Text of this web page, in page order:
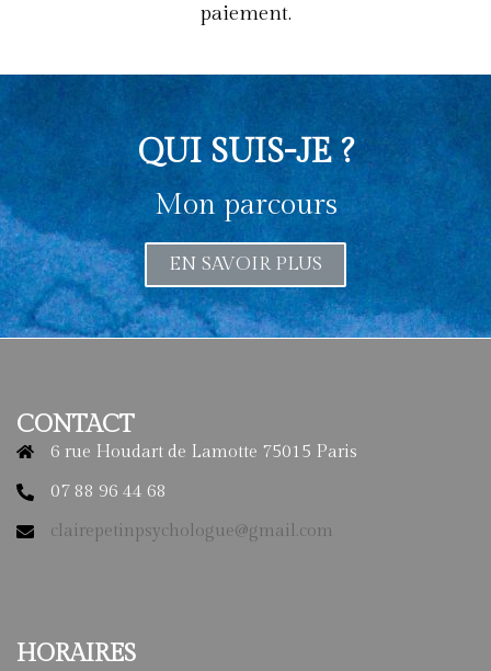
paiement.
QUI SUIS-JE ?
Mon parcours
EN SAVOIR PLUS
CONTACT
6 rue Houdart de Lamotte 75015 Paris
07 88 96 44 68
clairepetinpsychologue@gmail.com
HORAIRES